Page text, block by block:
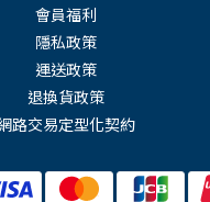
會員福利
隱私政策
運送政策
退換貨政策
路交易定型化契約